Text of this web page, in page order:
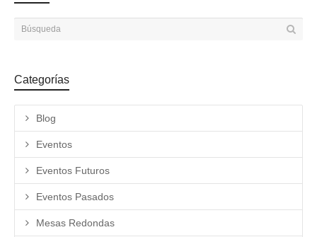
Categorías
Blog
Eventos
Eventos Futuros
Eventos Pasados
Mesas Redondas